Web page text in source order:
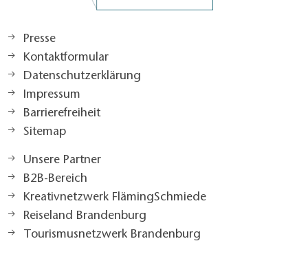
Presse
Kontaktformular
Datenschutzerklärung
Impressum
Barrierefreiheit
Sitemap
Unsere Partner
B2B-Bereich
Kreativnetzwerk FlämingSchmiede
Reiseland Brandenburg
Tourismusnetzwerk Brandenburg